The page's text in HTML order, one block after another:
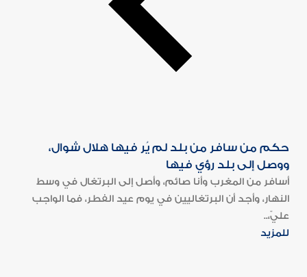
حكم من سافر من بلد لم يُر فيها هلال شوال،
ووصل إلى بلد رؤي فيها
أسافر من المغرب وأنا صائم، وأصل إلى البرتغال في وسط
النهار، وأجد أن البرتغاليين في يوم عيد الفطر، فما الواجب
عليّ،..
للمزيد